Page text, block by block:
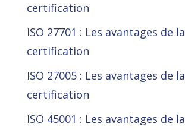
certification
ISO 27701 : Les avantages de la
certification
ISO 27005 : Les avantages de la
certification
ISO 45001 : Les avantages de la